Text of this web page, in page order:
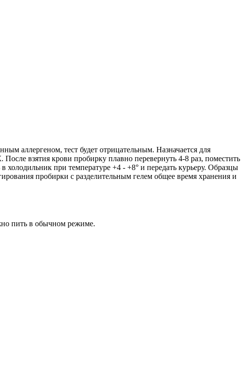
аллергеном, тест будет отрицательным. Назначается для
взятия крови пробирку плавно перевернуть 4-8 раз, поместить
при температуре +4 - +8° и передать курьеру. Образцы
пробирки с разделительным гелем общее время хранения и
пить в обычном режиме.